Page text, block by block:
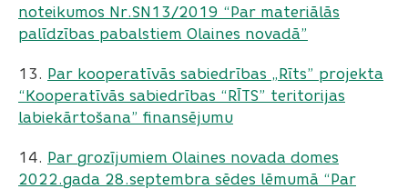
noteikumos Nr.SN13/2019 “Par materiālās
palīdzības pabalstiem Olaines novadā”
13. Par kooperatīvās sabiedrības „Rīts” projekta
“Kooperatīvās sabiedrības “RĪTS” teritorijas
labiekārtošana” finansējumu
14. Par grozījumiem Olaines novada domes
2022.gada 28.septembra sēdes lēmumā “Par